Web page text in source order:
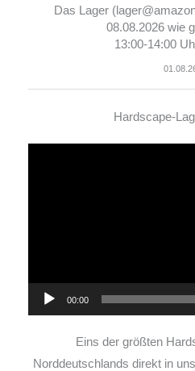
Das Lager
08.08.2026 wie
13:00-14:00
Hardscape-
00:00
Eins der größten
Norddeutschlands direkt in